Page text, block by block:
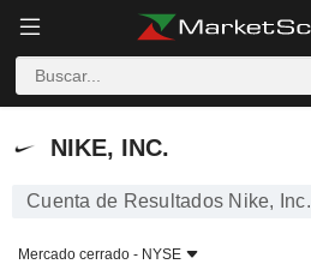
NIKE, INC.
NIKE, INC.
Cuenta de Resultados Nike, Inc.
Mercado cerrado - NYSE